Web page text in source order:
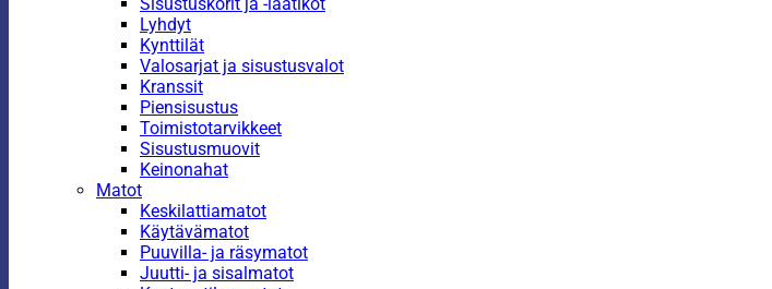
Lyhdyt
Kynttilät
Valosarjat ja sisustusvalot
Kranssit
Piensisustus
Toimistotarvikkeet
Sisustusmuovit
Keinonahat
Matot
Keskilattiamatot
Käytävämatot
Puuvilla- ja räsymatot
Juutti- ja sisalmatot